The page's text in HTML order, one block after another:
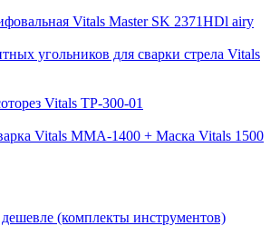
Vitals Master SK 2371HDl airy
угольников для сварки стрела Vitals
Vitals TP-300-01
Vitals MMA-1400 + Маска Vitals 1500
(комплекты инструментов)